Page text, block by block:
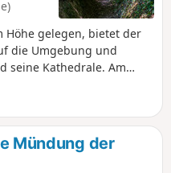
Höhe gelegen, bietet der
die Umgebung und
seine Kathedrale. Am
Mündung der